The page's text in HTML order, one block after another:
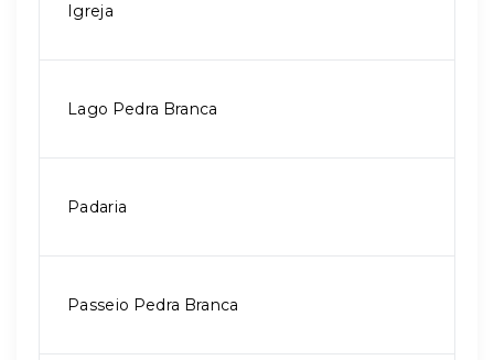
Igreja
Lago Pedra Branca
Padaria
Passeio Pedra Branca